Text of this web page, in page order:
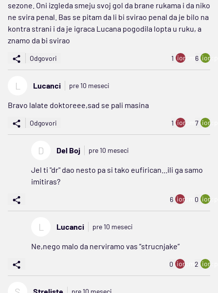
sezone. Oni izgleda smeju svoj gol da brane rukama i da niko
ne svira penal. Bas se pitam da li bi svirao penal da je bilo na
kontra strani i da je igraca Lucana pogodila lopta u ruku, a
znamo da bi svirao
Odgovori 1 ion:minus
6
L Lucanci pre 10 meseci
Bravo lalate doktoreee,sad se pali masina
Odgovori 1 ion:minus
7
D Del Boj pre 10 meseci
Jel ti "dr" dao nesto pa si tako eufirican...ili ga samo
imitiras?
6 ion:minus
0
L Lucanci pre 10 meseci
Ne,nego malo da nerviramo vas “strucnjake”
0 ion:minus
2
pre 10 meseci